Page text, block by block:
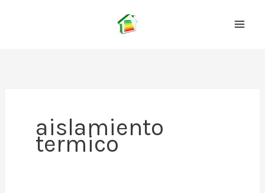
aislamiento
termico